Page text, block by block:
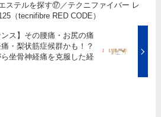
ステルを探す⑰／テクニファイバー レ
（tecnifibre RED CODE）
ス】その腰痛・お尻の痛
・梨状筋症候群かも！？
坐骨神経痛を克服した経